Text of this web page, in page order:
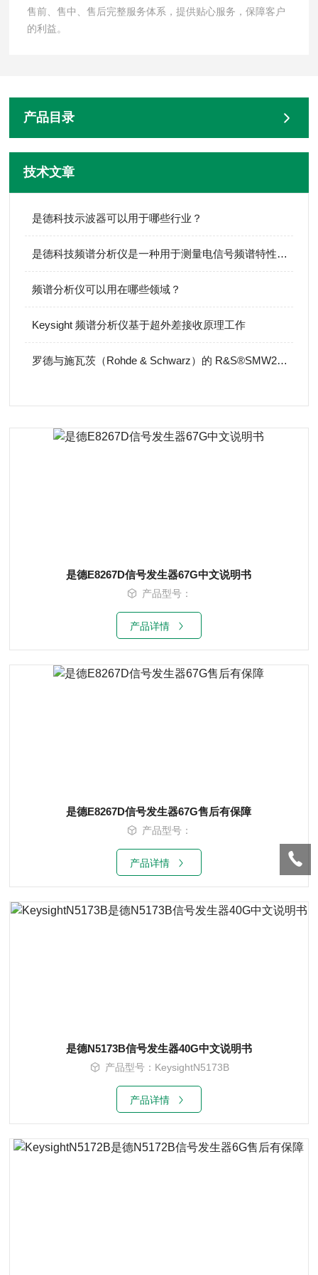
售前、售中、售后完整服务体系，提供贴心服务，保障客户
的利益。
产品目录
技术文章
是德科技示波器可以用于哪些行业？
是德科技频谱分析仪是一种用于测量电信号频谱特性的电子测量仪器
频谱分析仪可以用在哪些领域？
Keysight 频谱分析仪基于超外差接收原理工作
罗德与施瓦茨（Rohde & Schwarz）的 R&S®SMW200A
是德E8267D信号发生器67G中文说明书
产品型号：
产品详情
是德E8267D信号发生器67G售后有保障
产品型号：
产品详情
是德N5173B信号发生器40G中文说明书
产品型号：KeysightN5173B
产品详情